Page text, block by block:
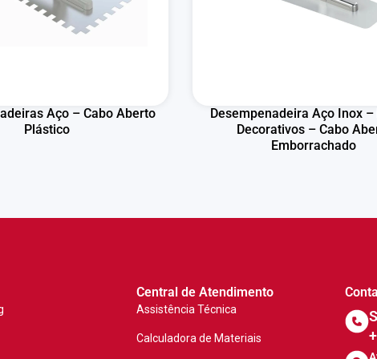
Aço – Cabo Aberto
Plástico
Desempenadeira Aço Inox
Decorativos – Cabo
Emborrachado
Central de Atendimento
Assistência Técnica
Calculadora de Materiais